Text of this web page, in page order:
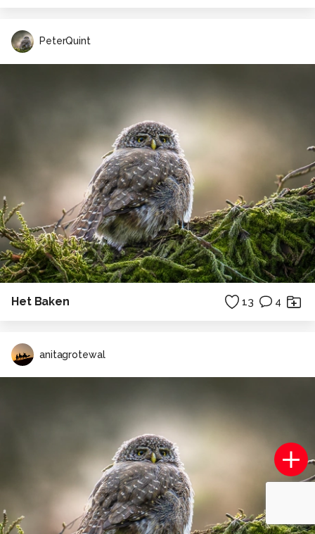
PeterQuint
Het Baken 13 4
anitagrotewal